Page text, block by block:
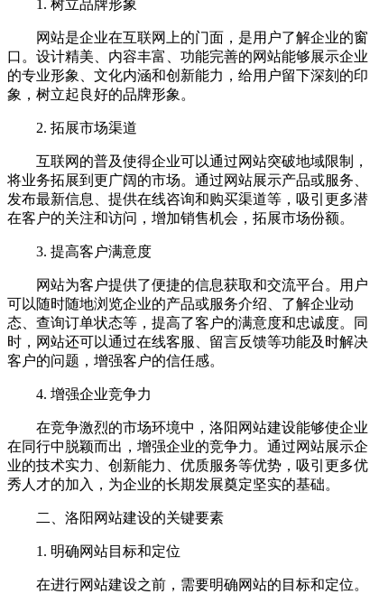
1. 树立品牌形象
网站是企业在互联网上的门面，是用户了解企业的窗
口。设计精美、内容丰富、功能完善的网站能够展示企业
的专业形象、文化内涵和创新能力，给用户留下深刻的印
象，树立起良好的品牌形象。
2. 拓展市场渠道
互联网的普及使得企业可以通过网站突破地域限制，
将业务拓展到更广阔的市场。通过网站展示产品或服务、
发布最新信息、提供在线咨询和购买渠道等，吸引更多潜
在客户的关注和访问，增加销售机会，拓展市场份额。
3. 提高客户满意度
网站为客户提供了便捷的信息获取和交流平台。用户
可以随时随地浏览企业的产品或服务介绍、了解企业动
态、查询订单状态等，提高了客户的满意度和忠诚度。同
时，网站还可以通过在线客服、留言反馈等功能及时解决
客户的问题，增强客户的信任感。
4. 增强企业竞争力
在竞争激烈的市场环境中，洛阳网站建设能够使企业
在同行中脱颖而出，增强企业的竞争力。通过网站展示企
业的技术实力、创新能力、优质服务等优势，吸引更多优
秀人才的加入，为企业的长期发展奠定坚实的基础。
二、洛阳网站建设的关键要素
1. 明确网站目标和定位
在进行网站建设之前，需要明确网站的目标和定位。